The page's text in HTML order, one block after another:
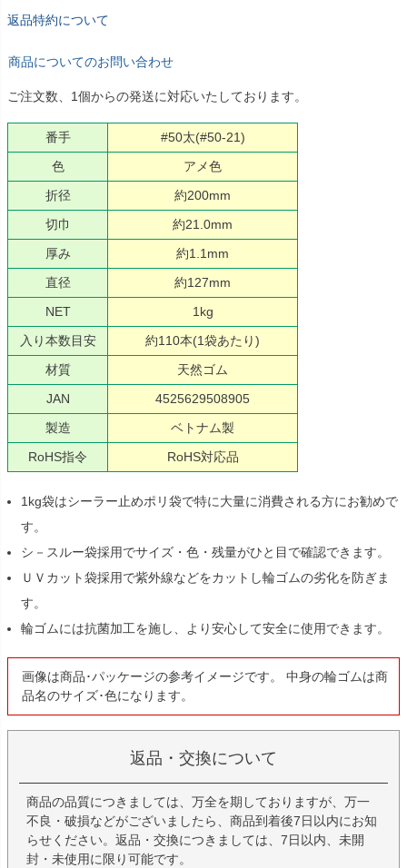
返品特約について
商品についてのお問い合わせ
ご注文数、1個からの発送に対応いたしております。
番手
#50太(#50-21)
色
アメ色
折径
約200mm
切巾
約21.0mm
厚み
約1.1mm
直径
約127mm
NET
1kg
入り本数目安
約110本(1袋あたり)
材質
天然ゴム
JAN
4525629508905
製造
ベトナム製
RoHS指令
RoHS対応品
1kg袋はシーラー止めポリ袋で特に大量に消費される方にお勧めで
す。
シ－スルー袋採用でサイズ・色・残量がひと目で確認できます。
ＵＶカット袋採用で紫外線などをカットし輪ゴムの劣化を防ぎま
す。
輪ゴムには抗菌加工を施し、より安心して安全に使用できます。
画像は商品･パッケージの参考イメージです。 中身の輪ゴムは商
品名のサイズ･色になります。
返品・交換について
商品の品質につきましては、万全を期しておりますが、万一
不良・破損などがございましたら、商品到着後7日以内にお知
らせください。返品・交換につきましては、7日以内、未開
封・未使用に限り可能です。